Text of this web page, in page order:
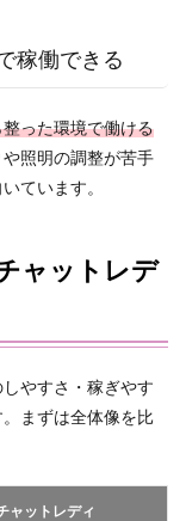
稼働できる
った環境で働ける
照明の調整が苦手
ています。
ャットレデ
やすさ・稼ぎやす
まずは全体像を比
ャットレディ